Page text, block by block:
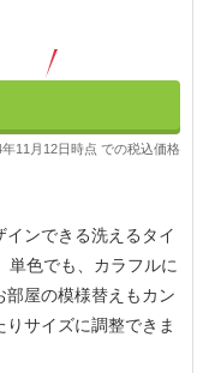
11月12日時点 での税込価格
ンできる洗えるタイ
単色でも、カラフルに
部屋の模様替えもカン
サイズに調整できま